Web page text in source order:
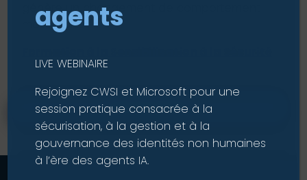
génère un changement de comportement
mesurable.
SOLUTIONS
agents
LIVE WEBINAIRE
Rejoignez CWSI et Microsoft pour une
session pratique consacrée à la
sécurisation, à la gestion et à la
gouvernance des identités non humaines
à l’ère des agents IA.